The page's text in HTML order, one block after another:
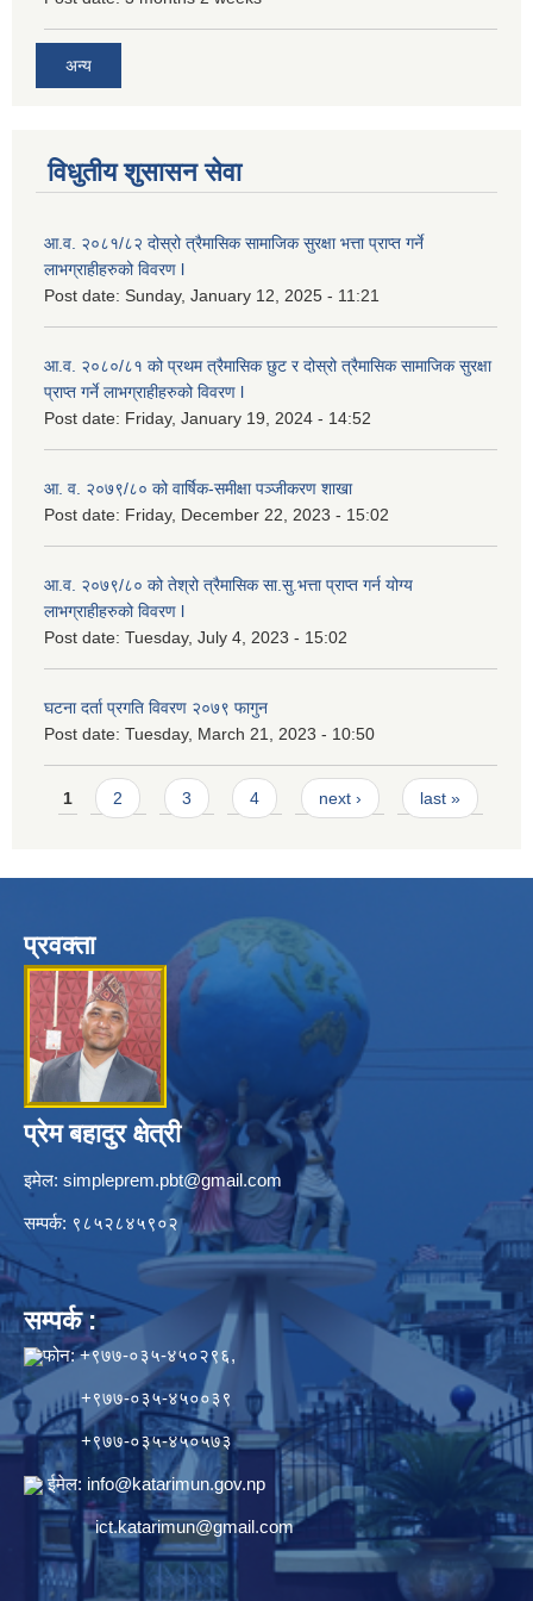
अन्य
विधुतीय शुसासन सेवा
आ.व. २०८१/८२ दोस्रो त्रैमासिक सामाजिक सुरक्षा भत्ता प्राप्त गर्ने
लाभग्राहीहरुको विवरण l
Post date: Sunday, January 12, 2025 - 11:21
आ.व. २०८०/८१ को प्रथम त्रैमासिक छुट र दोस्रो त्रैमासिक सामाजिक सुरक्षा
प्राप्त गर्ने लाभग्राहीहरुको विवरण l
Post date: Friday, January 19, 2024 - 14:52
आ. व. २०७९/८० को वार्षिक-समीक्षा पञ्जीकरण शाखा
Post date: Friday, December 22, 2023 - 15:02
आ.व. २०७९/८० को तेश्रो त्रैमासिक सा.सु.भ‍त्ता प्राप्त गर्न योग्य
लाभग्राहीहरुको विवरण l
Post date: Tuesday, July 4, 2023 - 15:02
घटना दर्ता प्रगति विवरण २०७९ फागुन
Post date: Tuesday, March 21, 2023 - 10:50
Pages
1 2 3 4 next › last »
प्रवक्ता
प्रेम बहादुर क्षेत्री
इमेल: simpleprem.pbt@gmail.com
सम्पर्क: ९८५२८४५९०२
सम्पर्क :
फोन: +९७७-०३५-४५०२९६,
+९७७-०३५-४५००३९
+९७७-०३५-४५०५७३
ईमेल: info@katarimun.gov.np
ict.katarimun@gmail.com